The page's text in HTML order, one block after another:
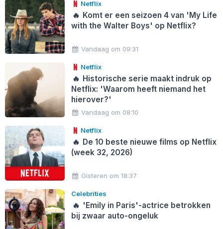
Netflix
🔥 Komt er een seizoen 4 van 'My Life
with the Walter Boys' op Netflix?
Vandaag om 09:31
Netflix
🔥 Historische serie maakt indruk op
Netflix: 'Waarom heeft niemand het
hierover?'
Vandaag om 08:10
Netflix
🔥 De 10 beste nieuwe films op Netflix
(week 32, 2026)
Gisteren om 18:37
Celebrities
🔥 'Emily in Paris'-actrice betrokken
bij zwaar auto-ongeluk